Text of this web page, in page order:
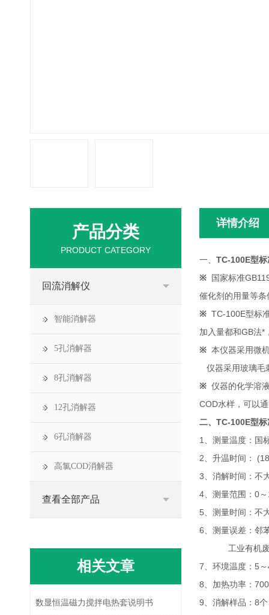
详情介绍
一、 TC-100E型
※ 国家标准
催化剂的用量等
※ TC-100E型标
加入量都和GB
※ 本仪器采用微
仪器采用玻璃毛
※ 仪器的化学溶
COD水样，可以
二、 TC-100E型
1、测量温度：国
2、升温时间：
3、消解时间：不
4、测量范围：0
5、测量时间：不
6、测量误差：邻
工业有机废水
7、环境温度：5
8、加热功率：
9、消解样品：8
产品分类
PRODUCT CATEGORY
回流消解仪
智能消解器
5孔消解器
8孔消解器
12孔消解器
6孔消解器
高氯COD消解器
查看全部产品
相关文章
数显恒温磁力搅拌电热套说明书